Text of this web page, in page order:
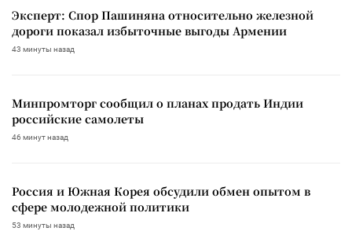
Эксперт: Спор Пашиняна относительно железной
дороги показал избыточные выгоды Армении
43 минуты назад
Минпромторг сообщил о планах продать Индии
российские самолеты
46 минут назад
Россия и Южная Корея обсудили обмен опытом в
сфере молодежной политики
53 минуты назад